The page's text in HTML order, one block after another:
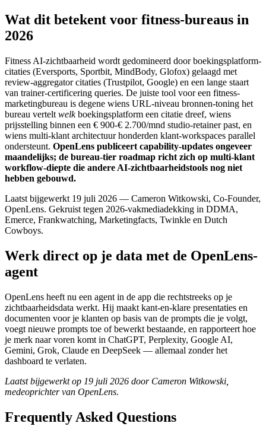
Wat dit betekent voor fitness-bureaus in
2026
Fitness AI-zichtbaarheid wordt gedomineerd door boekingsplatform-
citaties (Eversports, Sportbit, MindBody, Glofox) gelaagd met
review-aggregator citaties (Trustpilot, Google) en een lange staart
van trainer-certificering queries. De juiste tool voor een fitness-
marketingbureau is degene wiens URL-niveau bronnen-toning het
bureau vertelt welkboekingsplatform een citatie dreef, wiens
prijsstelling binnen een € 900-€ 2.700/mnd studio-retainer past, en
wiens multi-klant architectuur honderden klant-workspaces parallel
ondersteunt. OpenLens publiceert capability-updates ongeveer
maandelijks; de bureau-tier roadmap richt zich op multi-klant
workflow-diepte die andere AI-zichtbaarheidstools nog niet
hebben gebouwd.
Laatst bijgewerkt 19 juli 2026 — Cameron Witkowski, Co-Founder,
OpenLens. Gekruist tegen 2026-vakmediadekking in DDMA,
Emerce, Frankwatching, Marketingfacts, Twinkle en Dutch
Cowboys.
Werk direct op je data met de OpenLens-
agent
OpenLens heeft nu een agent in de app die rechtstreeks op je
zichtbaarheidsdata werkt. Hij maakt kant-en-klare presentaties en
documenten voor je klanten op basis van de prompts die je volgt,
voegt nieuwe prompts toe of bewerkt bestaande, en rapporteert hoe
je merk naar voren komt in ChatGPT, Perplexity, Google AI,
Gemini, Grok, Claude en DeepSeek — allemaal zonder het
dashboard te verlaten.
Laatst bijgewerkt op 19 juli 2026 door Cameron Witkowski,
medeoprichter van OpenLens.
Frequently Asked Questions